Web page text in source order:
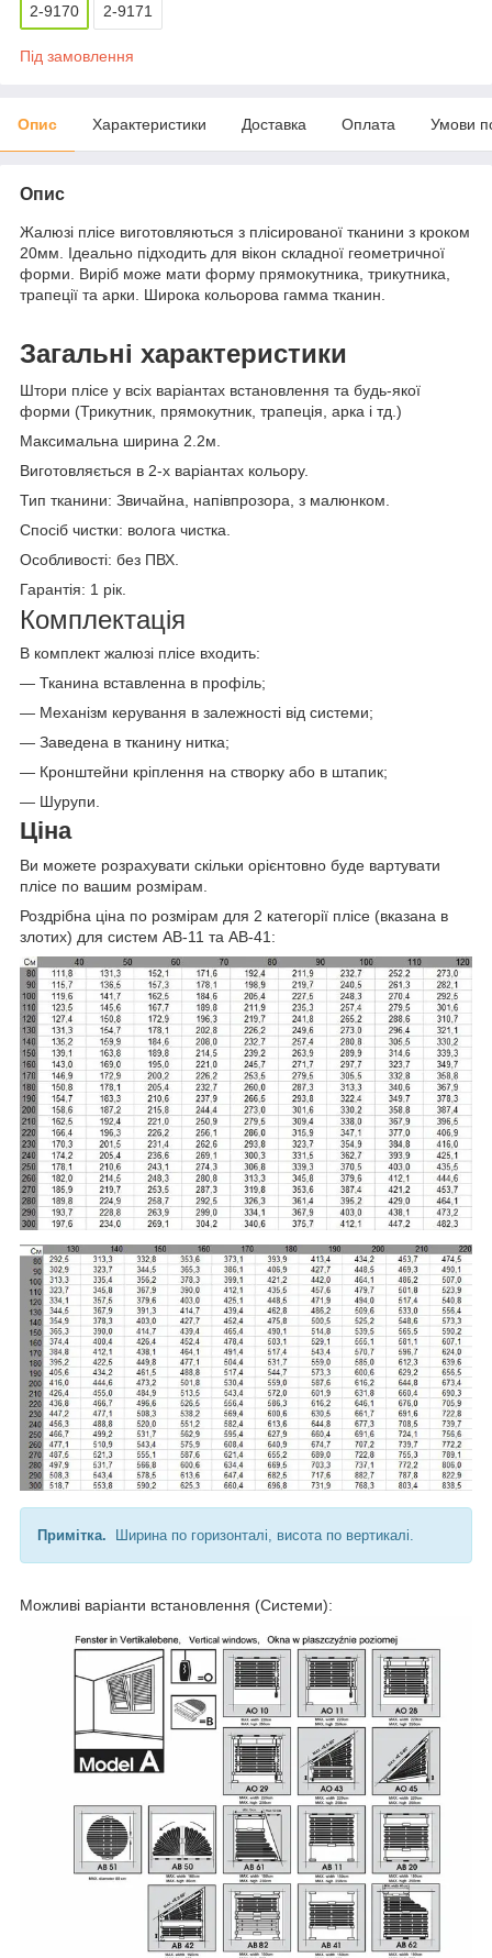
2-9170 2-9171
Під замовлення
Опис Характеристики Доставка Оплата Умови
Опис
Жалюзі плісе виготовляються з плісированої тканини з кроком
20мм. Ідеально підходить для вікон складної геометричної
форми. Виріб може мати форму прямокутника, трикутника,
трапеції та арки. Широка кольорова гамма тканин.
Загальні характеристики
Штори плісе у всіх варіантах встановлення та будь-якої
форми (Трикутник, прямокутник, трапеція, арка і тд.)
Максимальна ширина 2.2м.
Виготовляється в 2-х варіантах кольору.
Тип тканини: Звичайна, напівпрозора, з малюнком.
Спосіб чистки: волога чистка
Особливості: без ПВХ.
Гарантія: 1 рік.
Комплектація
В комплект жалюзі плісе входить:
— Тканина вставленна в профіль;
— Механізм керування в залежності від системи;
— Заведена в тканину нитка;
— Кронштейни кріплення на створку або в штапик;
— Шурупи.
Ціна
Ви можете розрахувати скільки орієнтовно буде вартувати
плісе по вашим розмірам.
Роздрібна ціна по розмірам для 2 категорії плісе (вказана в
злотих) для систем AB-11 та AB-41:
Примітка. Ширина по горизонталі, висота по вертикалі.
Можливі варіанти встановлення (Системи):